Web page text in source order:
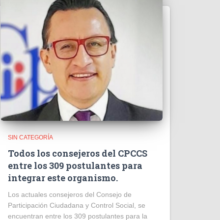
SIN CATEGORÍA
Todos los consejeros del CPCCS
entre los 309 postulantes para
integrar este organismo.
Los actuales consejeros del Consejo de
Participación Ciudadana y Control Social, se
encuentran entre los 309 postulantes para la